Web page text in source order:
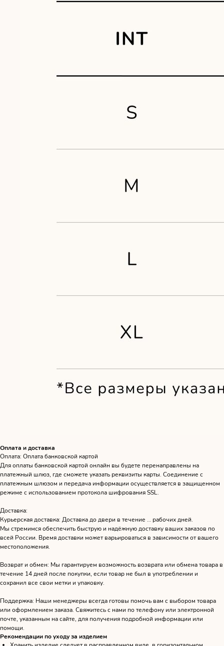
Оплата и доставка
Оплата: Оплата банковской картой
Для оплаты банковской картой онлайн вы будете перенаправлены на
платежный шлюз, где сможете указать реквизиты карты. Соединение с
платежным шлюзом и передача информации осуществляется в защищенном
режиме с использованием протокола шифрования SSL.
Доставка:
Курьерская доставка: Доставка до двери в течение … рабочих дней.
Мы стремимся обеспечить быструю и надёжную доставку ваших заказов по
всей России. Время доставки может варьироваться в зависимости от вашего
местоположения.
Возврат и обмен: Мы гарантируем возможность возврата или обмена товара в
течение 14 дней после покупки, если товар не был в употреблении и
сохранил все свои метки и упаковку.
Поддержка: Наши менеджеры всегда готовы помочь вам с выбором товара
или оформлением заказа. Свяжитесь с нами по телефону или электронной
почте, указанным на сайте, для получения подробной информации или
помощи.
Рекомендации по уходу за изделием